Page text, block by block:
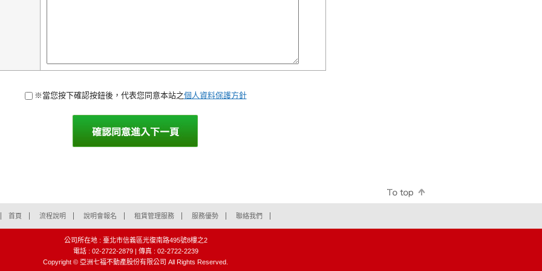
※當您按下確認按鈕後，代表您同意本站之個人資料保護方針
首頁 流程說明 說明會報名 租賃管理服務 服務優勢 聯絡我們
公司所在地 : 臺北市信義區光復南路495號8樓之2
電話 : 02-2722-2879 | 傳真 : 02-2722-2239
Copyright © 亞洲七福不動產股份有限公司 All Rights Reserved.